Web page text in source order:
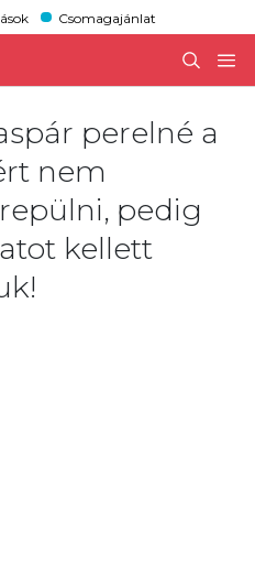
Csomagajánlat
perelné a
nem
pedig
kellett